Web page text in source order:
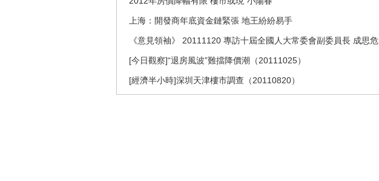
上海：開發商年底資金鏈緊張 地王紛紛易手
《意見領袖》 20111120 專訪十屆全國人大常委會副委員長 成思危
[今日觀察]“退房風波”難擋降價潮（20111025）
[經濟半小時]深圳天津樓市調查（20110820）